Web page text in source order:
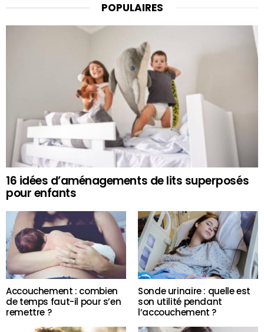
POPULAIRES
16 idées d’aménagements de lits superposés
pour enfants
Accouchement : combien
de temps faut-il pour s’en
remettre ?
Sonde urinaire : quelle est
son utilité pendant
l’accouchement ?